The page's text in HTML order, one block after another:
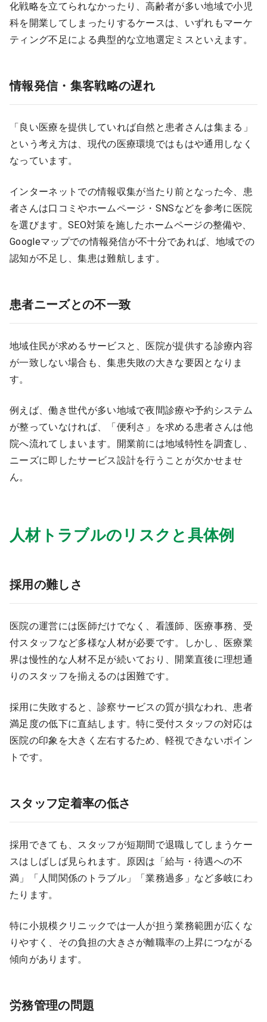
化戦略を立てられなかったり、高齢者が多い地域で小児
科を開業してしまったりするケースは、いずれもマーケ
ティング不足による典型的な立地選定ミスといえます。
情報発信・集客戦略の遅れ
「良い医療を提供していれば自然と患者さんは集まる」
という考え方は、現代の医療環境ではもはや通用しなく
なっています。
インターネットでの情報収集が当たり前となった今、患
者さんは口コミやホームページ・SNSなどを参考に医院
を選びます。SEO対策を施したホームページの整備や、
Googleマップでの情報発信が不十分であれば、地域での
認知が不足し、集患は難航します。
患者ニーズとの不一致
地域住民が求めるサービスと、医院が提供する診療内容
が一致しない場合も、集患失敗の大きな要因となりま
す。
例えば、働き世代が多い地域で夜間診療や予約システム
が整っていなければ、「便利さ」を求める患者さんは他
院へ流れてしまいます。開業前には地域特性を調査し、
ニーズに即したサービス設計を行うことが欠かせませ
ん。
人材トラブルのリスクと具体例
採用の難しさ
医院の運営には医師だけでなく、看護師、医療事務、受
付スタッフなど多様な人材が必要です。しかし、医療業
界は慢性的な人材不足が続いており、開業直後に理想通
りのスタッフを揃えるのは困難です。
採用に失敗すると、診察サービスの質が損なわれ、患者
満足度の低下に直結します。特に受付スタッフの対応は
医院の印象を大きく左右するため、軽視できないポイン
トです。
スタッフ定着率の低さ
採用できても、スタッフが短期間で退職してしまうケー
スはしばしば見られます。原因は「給与・待遇への不
満」「人間関係のトラブル」「業務過多」など多岐にわ
たります。
特に小規模クリニックでは一人が担う業務範囲が広くな
りやすく、その負担の大きさが離職率の上昇につながる
傾向があります。
労務管理の問題